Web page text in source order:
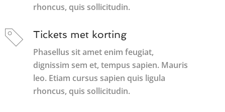
rhoncus, quis sollicitudin.
Tickets met korting
Phasellus sit amet enim feugiat,
dignissim sem et, tempus sapien. Mauris
leo. Etiam cursus sapien quis ligula
rhoncus, quis sollicitudin.